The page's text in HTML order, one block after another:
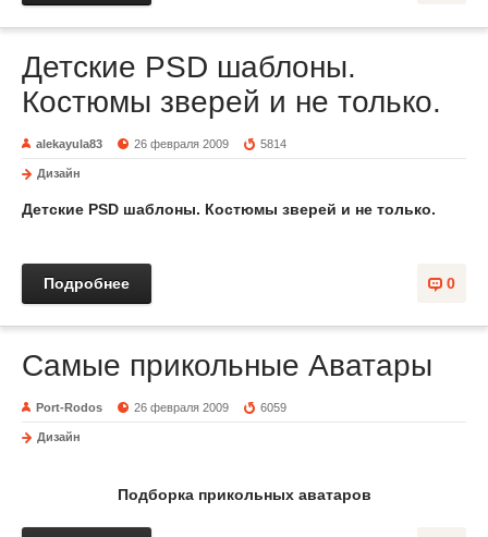
Детские PSD шаблоны.
Костюмы зверей и не только.
alekayula83 26 февраля 2009 5814
Дизайн
Детские PSD шаблоны. Костюмы зверей и не только.
0
Подробнее
Самые прикольные Аватары
Port-Rodos 26 февраля 2009 6059
Дизайн
Подборка прикольных аватаров